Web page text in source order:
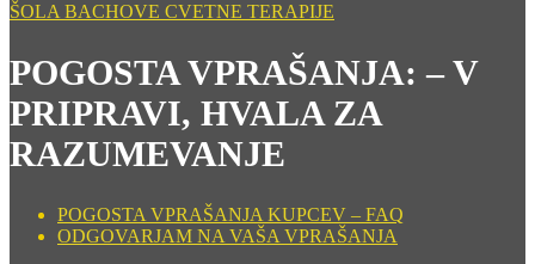
ŠOLA BACHOVE CVETNE TERAPIJE
POGOSTA VPRAŠANJA: – V
PRIPRAVI, HVALA ZA
RAZUMEVANJE
POGOSTA VPRAŠANJA KUPCEV – FAQ
ODGOVARJAM NA VAŠA VPRAŠANJA